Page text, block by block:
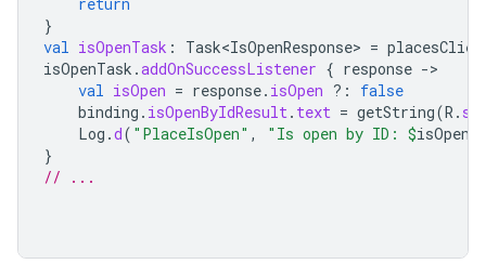
}
val isOpenTask : Task<IsOpenResponse> =
isOpenTask .addOnSuccessListener { response -
val isOpen = response. isOpen ?:
false
binding . isOpenByIdResult. text = getString(R .
Log .d( "PlaceIsOpen" , "Is open by ID: $isOpen
}
// ...